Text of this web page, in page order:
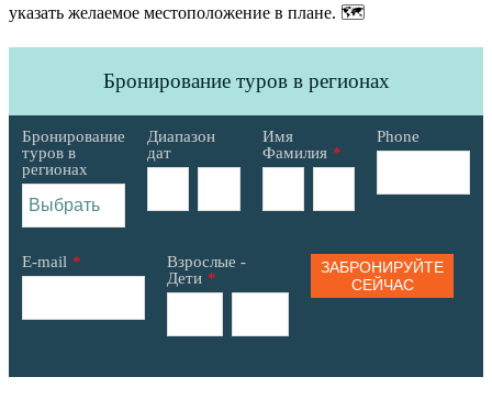
указать желаемое местоположение в плане. 🗺️
Бронирование туров в регионах
Бронирование
туров в
регионах
Диапазон
дат
Имя
Фамилия *
Phone
E-mail *
Взрослые -
Дети *
ЗАБРОНИРУЙТЕ
СЕЙЧАС